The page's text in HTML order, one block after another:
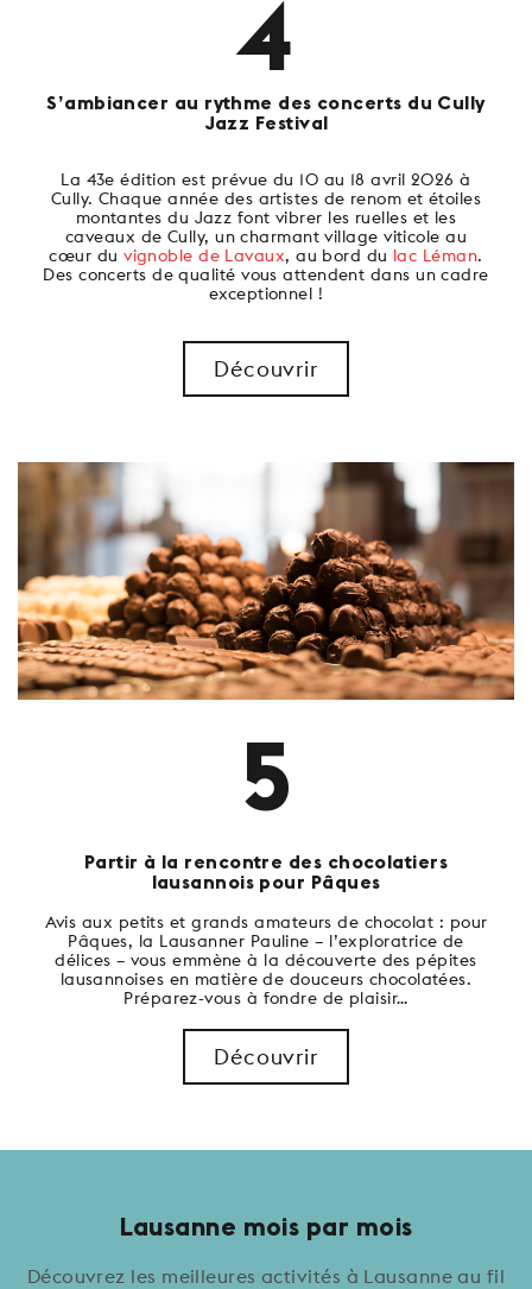
4
S’ambiancer au rythme des concerts du Cully
Jazz Festival
La 43e édition est prévue du 10 au 18 avril 2026 à
Cully. Chaque année des artistes de renom et étoiles
montantes du Jazz font vibrer les ruelles et les
caveaux de Cully, un charmant village viticole au
cœur duvignoble de Lavaux, au bord du lac Léman.
Des concerts de qualité vous attendent dans un cadre
exceptionnel !
Découvrir
5
Partir à la rencontre des chocolatiers
lausannois pour Pâques
Avis aux petits et grands amateurs de chocolat : pour
Pâques, la Lausanner Pauline – l’exploratrice de
délices – vous emmène à la découverte des pépites
lausannoises en matière de douceurs chocolatées.
Préparez-vous à fondre de plaisir…
Découvrir
Lausanne mois par mois
Découvrez les meilleures activités à Lausanne au fil